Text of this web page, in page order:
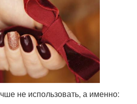
не использовать, а именно: